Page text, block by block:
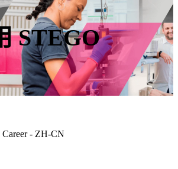
STEGO
Career - ZH-CN